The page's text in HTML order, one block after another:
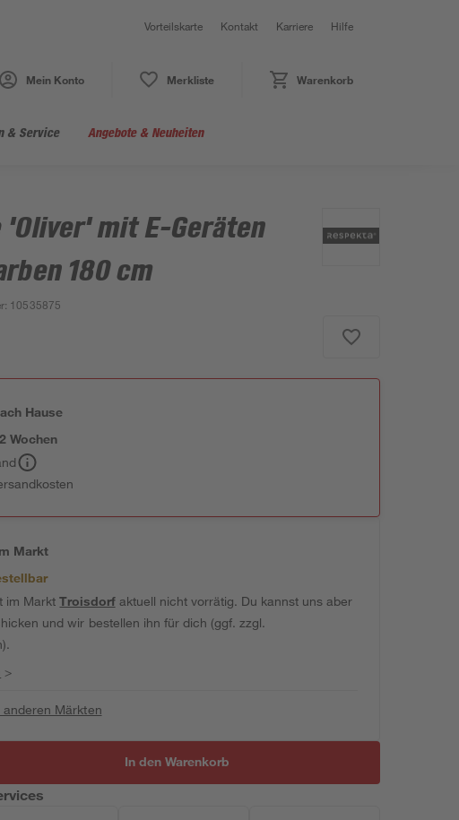
Vorteilskarte Kontakt Karriere Hilfe
Mein Konto Merkliste Warenkorb
& Service Angebote & Neuheiten
'Oliver' mit E-Geräten
180 cm
: 10535875
Hause
Wochen
Markt
im MarktTroisdorfaktuell nicht vorrätig. Du kannst uns aber
und wir bestellen ihn für dich (ggf. zzgl.
>
anderen Märkten
In den Warenkorb